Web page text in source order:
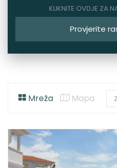
KLIKNITE OVDJE ZA
Provjerite
Mreža Mapa